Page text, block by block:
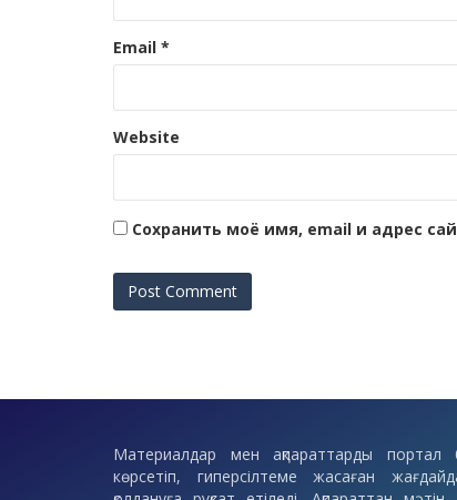
Email *
Website
Сохранить моё имя, email и адрес
Материалдар мен ақпараттарды портал
көрсетіп, гиперсілтеме жасаған